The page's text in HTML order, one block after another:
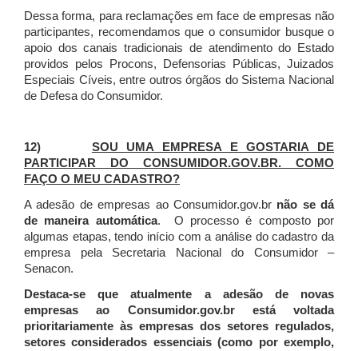
Dessa forma, para reclamações em face de empresas não
participantes, recomendamos que o consumidor busque o
apoio dos canais tradicionais de atendimento do Estado
providos pelos Procons, Defensorias Públicas, Juizados
Especiais Cíveis, entre outros órgãos do Sistema Nacional
de Defesa do Consumidor.
12) SOU UMA EMPRESA E GOSTARIA DE
PARTICIPAR DO CONSUMIDOR.GOV.BR. COMO
FAÇO O MEU CADASTRO?
A adesão de empresas ao Consumidor.gov.br não se dá
de maneira automática. O processo é composto por
algumas etapas, tendo início com a análise do cadastro da
empresa pela Secretaria Nacional do Consumidor –
Senacon.
Destaca-se que atualmente a adesão de novas
empresas ao Consumidor.gov.br está voltada
prioritariamente às empresas dos setores regulados,
setores considerados essenciais (como por exemplo,